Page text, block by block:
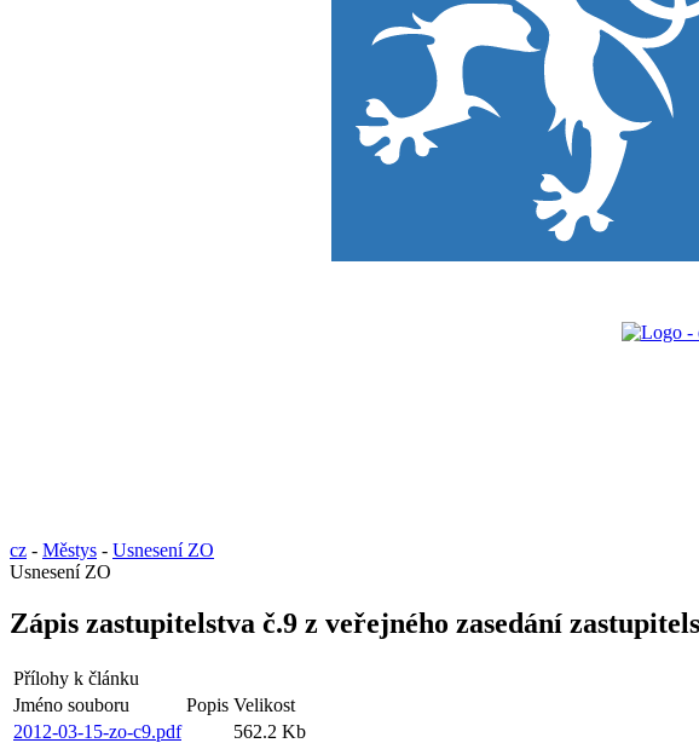
cz - Městys - Usnesení ZO
Usnesení ZO
Zápis zastupitelstva č.9 z veřejného zasedání
Přílohy k článku
Jméno souboru
Popis Velikost
2012-03-15-zo-c9.pdf
562.2 Kb